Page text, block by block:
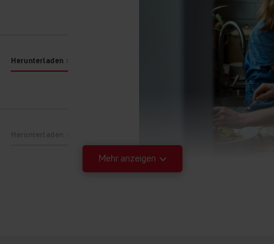
mehr Möglichkeiten
CoolDoor 3 Seitengitter
Herunterladen
Mehr anzeigen